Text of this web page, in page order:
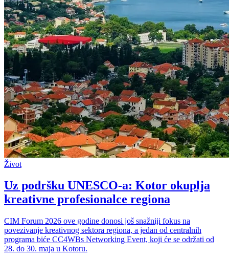
Život
Uz podršku UNESCO-a: Kotor okuplja
kreativne profesionalce regiona
CIM Forum 2026 ove godine donosi još snažniji fokus na
povezivanje kreativnog sektora regiona, a jedan od centralnih
programa biće CC4WBs Networking Event, koji će se održati od
28. do 30. maja u Kotoru.